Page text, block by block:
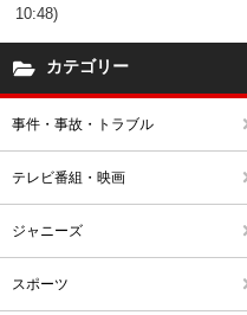
10:48)
カテゴリー
事件・事故・トラブル
テレビ番組・映画
ジャニーズ
スポーツ